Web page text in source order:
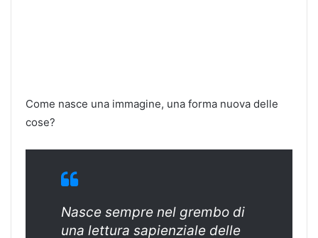
Come nasce una immagine, una forma nuova delle
cose?
Nasce sempre nel grembo di
una lettura sapienziale delle